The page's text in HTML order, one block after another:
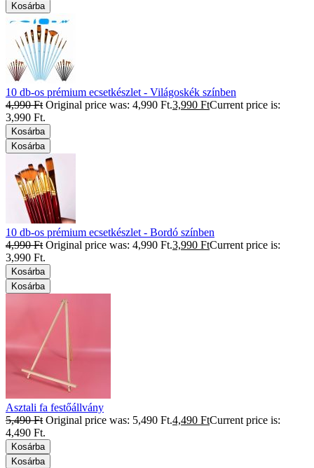
Kosárba
10 db-os prémium ecsetkészlet - Világoskék színben
4,990Ft Original price was: 4,990 Ft.3,990 FtCurrent price is:
3,990 Ft.
Kosárba
Kosárba
10 db-os prémium ecsetkészlet - Bordó színben
4,990Ft Original price was: 4,990 Ft.3,990 FtCurrent price is:
3,990 Ft.
Kosárba
Kosárba
Asztali fa festőállvány
5,490Ft Original price was: 5,490 Ft.4,490 FtCurrent price is:
4,490 Ft.
Kosárba
Kosárba